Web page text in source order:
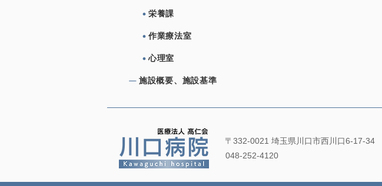
栄養課
作業療法室
心理室
施設概要、施設基準
〒332-0021 埼玉県川口市西川口6-17-34
048-252-4120